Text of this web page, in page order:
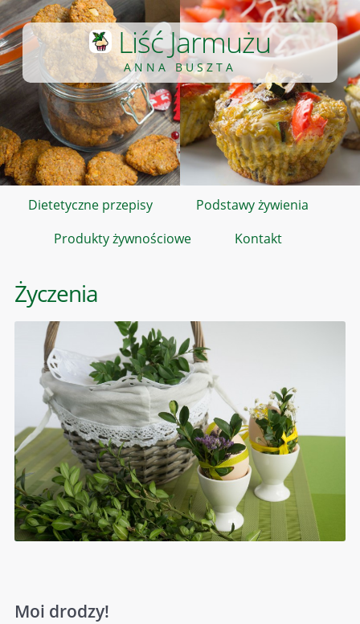
Liść Jarmużu
ANNA BUSZTA
Dietetyczne przepisy
Podstawy żywienia
Produkty żywnościowe
Kontakt
Życzenia
Moi drodzy!